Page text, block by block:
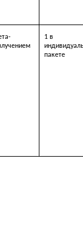
1 в
пакете